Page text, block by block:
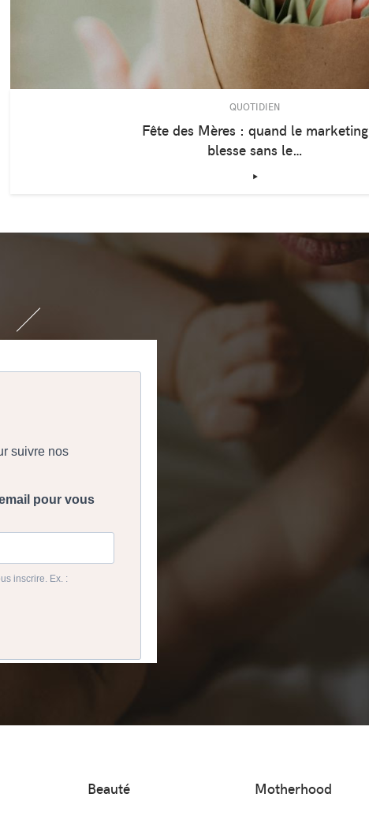
QUOTIDIEN
Fête des Mères : quand le marketing
blesse sans le…
‣
Beauté Motherhood